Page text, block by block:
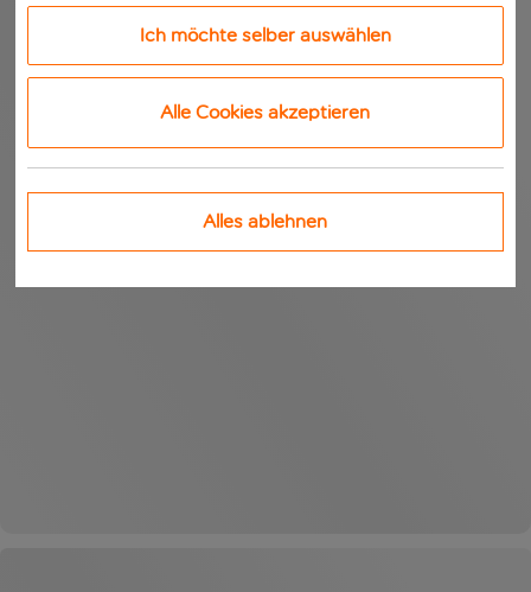
Ich möchte selber auswählen
Alle Cookies akzeptieren
Alles ablehnen